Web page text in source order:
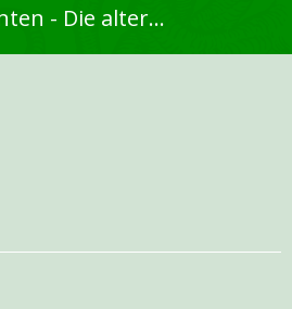
Nähkromanten - Die alternative Näh- und DIY-Community